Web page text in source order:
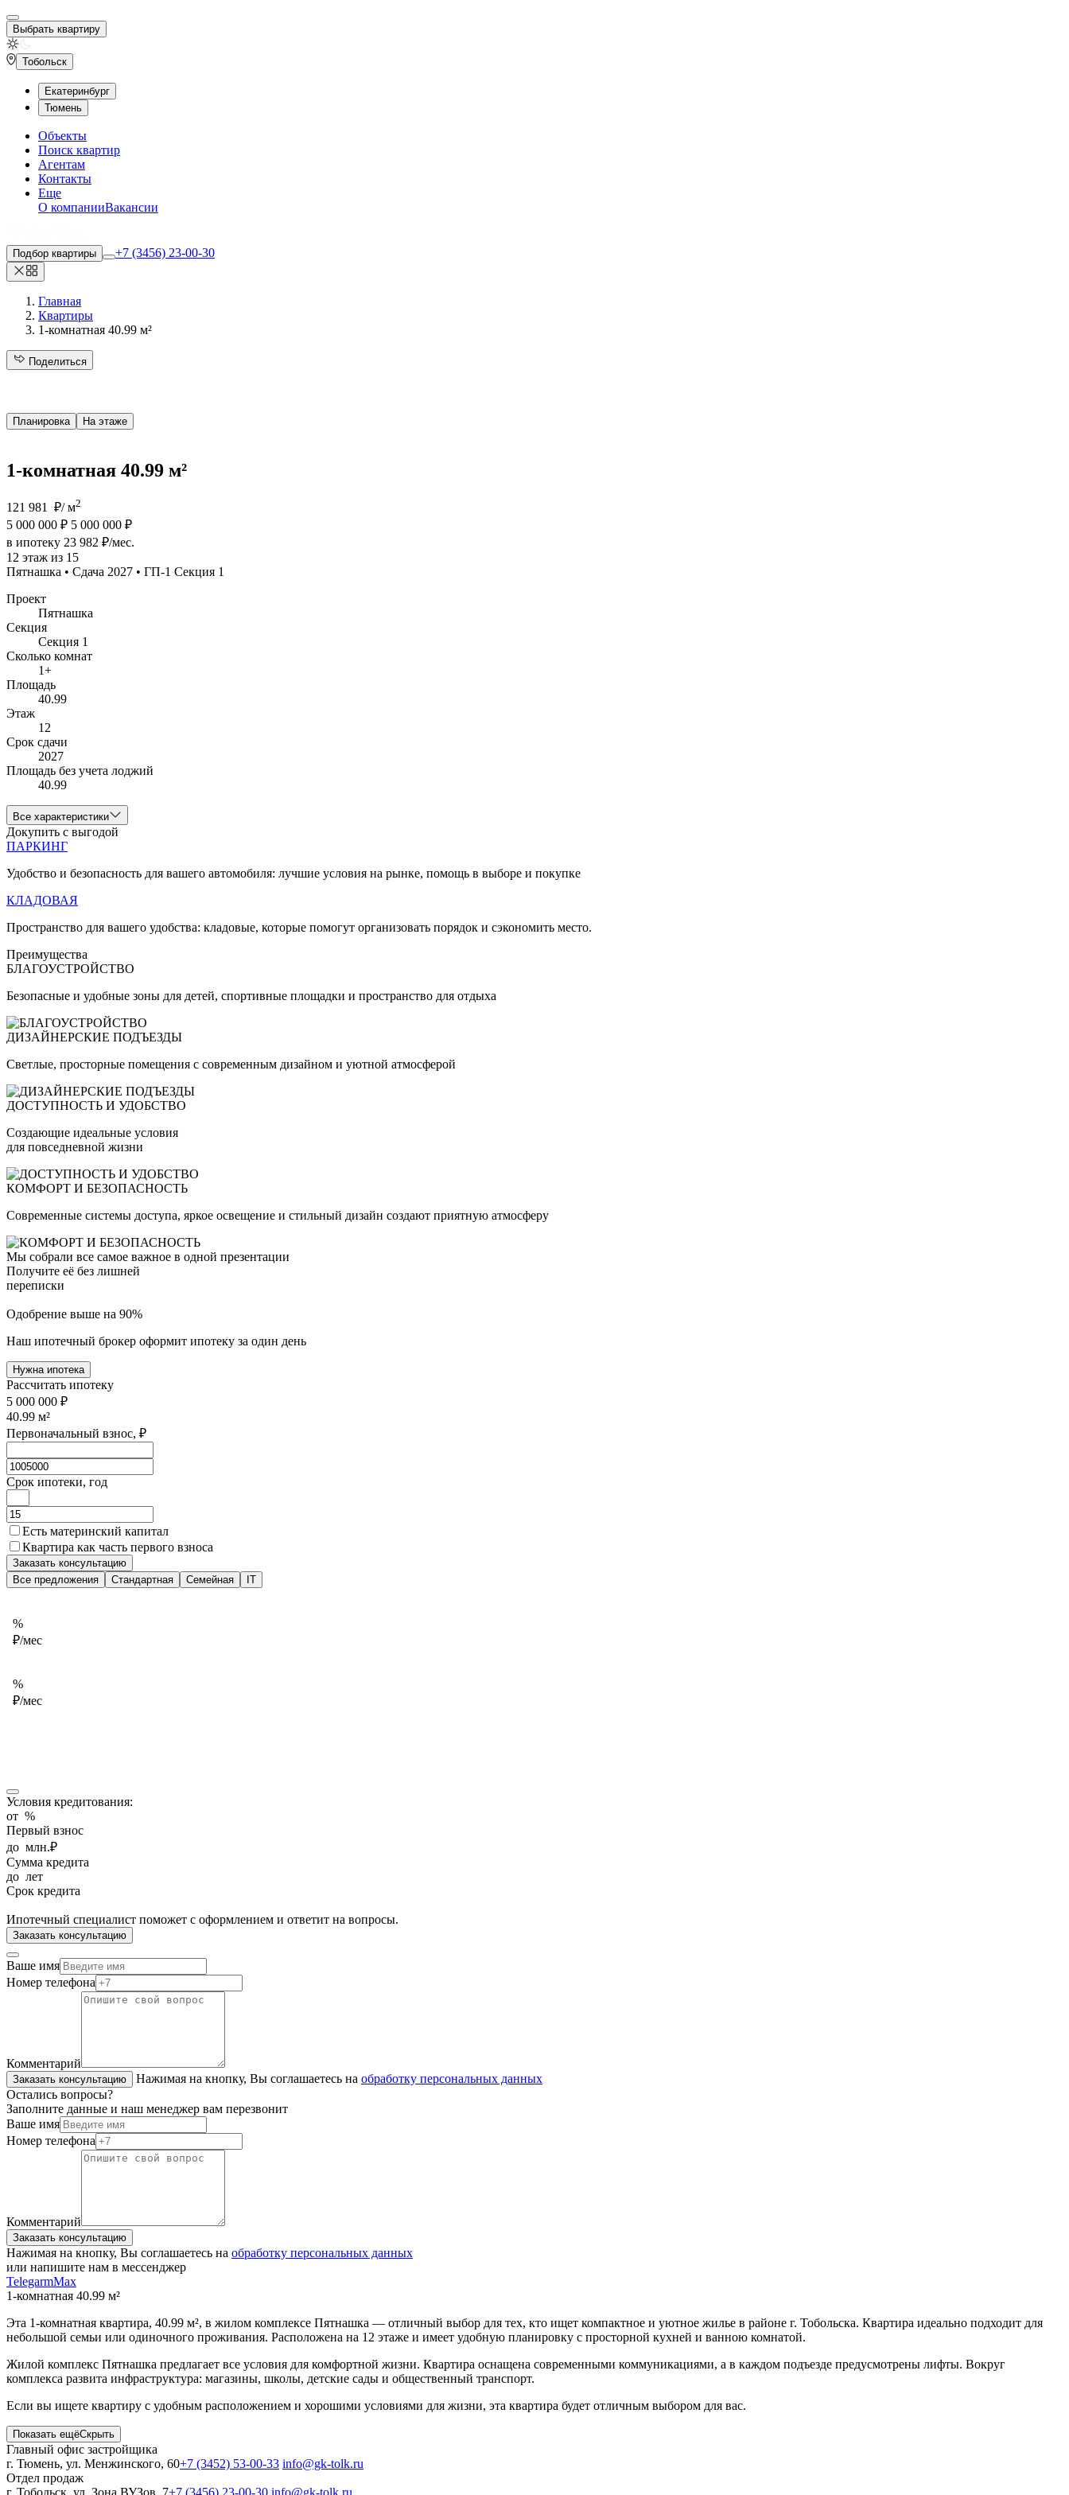
Выбрать квартиру
Тобольск
Екатеринбург
Тюмень
Объекты
Поиск квартир
Агентам
Контакты
Еще
О компанииВакансии
Подбор квартиры +7 (3456) 23-00-30
Главная
Квартиры
1-комнатная 40.99 м²
Поделиться
Планировка На этаже
1-комнатная 40.99 м²
121 981 ₽/ м2
5 000 000 ₽ 5 000 000 ₽
в ипотеку 23 982 ₽/мес.
12 этаж из 15
Пятнашка • Сдача 2027 • ГП-1 Секция 1
Проект
Пятнашка
Секция
Секция 1
Сколько комнат
1+
Площадь
40.99
Этаж
12
Срок сдачи
2027
Площадь без учета лоджий
40.99
Все характеристики
Докупить с выгодой
ПАРКИНГ
Удобство и безопасность для вашего автомобиля: лучшие условия на рынке, помощь в выборе и покупке
КЛАДОВАЯ
Пространство для вашего удобства: кладовые, которые помогут организовать порядок и сэкономить место.
Преимущества
БЛАГОУСТРОЙСТВО
Безопасные и удобные зоны для детей, спортивные площадки и пространство для отдыха
ДИЗАЙНЕРСКИЕ ПОДЪЕЗДЫ
Светлые, просторные помещения с современным дизайном и уютной атмосферой
ДОСТУПНОСТЬ И УДОБСТВО
Создающие идеальные условия
для повседневной жизни
КОМФОРТ И БЕЗОПАСНОСТЬ
Современные системы доступа, яркое освещение и стильный дизайн создают приятную атмосферу
Мы собрали все самое важное в одной презентации
Получите её без лишней
переписки
Одобрение выше на 90%
Наш ипотечный брокер оформит ипотеку за один день
Нужна ипотека
Рассчитать ипотеку
5 000 000 ₽
40.99 м²
Первоначальный взнос, ₽
Срок ипотеки, год
Есть материнский капитал
Квартира как часть первого взноса
Заказать консультацию
Все предложения
Стандартная Семейная IT
%
₽/мес
%
₽/мес
Условия кредитования:
от %
Первый взнос
до млн.₽
Сумма кредита
до лет
Срок кредита
Ипотечный специалист поможет с оформлением и ответит на вопросы.
Заказать консультацию
Ваше имя
Номер телефона
Комментарий
Заказать консультацию Нажимая на кнопку, Вы соглашаетесь на обработку персональных данных
Остались вопросы?
Заполните данные и наш менеджер вам перезвонит
Ваше имя
Номер телефона
Комментарий
Заказать консультацию
Нажимая на кнопку, Вы соглашаетесь на обработку персональных данных
или напишите нам в мессенджер
TelegarmMax
1-комнатная 40.99 м²
Эта 1-комнатная квартира, 40.99 м², в жилом комплексе Пятнашка — отличный выбор для тех, кто ищет компактное и уютное жилье в районе г. Тобольска. Квартира идеально подходит для
небольшой семьи или одиночного проживания. Расположена на 12 этаже и имеет удобную планировку с просторной кухней и ванною комнатой.
Жилой комплекс Пятнашка предлагает все условия для комфортной жизни. Квартира оснащена современными коммуникациями, а в каждом подъезде предусмотрены лифты. Вокруг
комплекса развита инфраструктура: магазины, школы, детские сады и общественный транспорт.
Если вы ищете квартиру с удобным расположением и хорошими условиями для жизни, эта квартира будет отличным выбором для вас.
Показать ещёСкрыть
Главный офис застройщика
г. Тюмень, ул. Менжинского, 60+7 (3452) 53-00-33 info@gk-tolk.ru
Отдел продаж